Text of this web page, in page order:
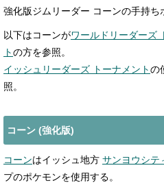
強化版ジムリーダー コーンの手持ち
以下はコーンがワールドリーダーズ
トの方を参照。
イッシュリーダーズ トーナメントの
照。
コーン (強化版)
コーンはイッシュ地方 サンヨウシテ
プのポケモンを使用する。